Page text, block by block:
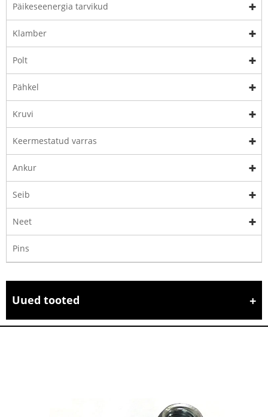
Päikeseenergia tarvikud
Klamber
Polt
Pähkel
Kruvi
Keermestatud varras
Ankur
Seib
Neet
Pins
Uued tooted